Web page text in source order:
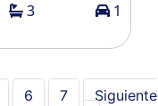
3 1
6 7
Siguiente